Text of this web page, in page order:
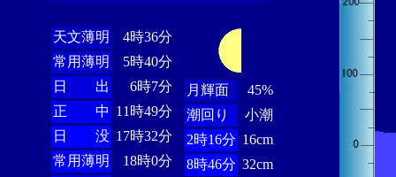
天文薄明
4時36分
常用薄明
5時40分
日 出
6時7分
正 中 11時49分
日 没 17時32分
常用薄明
18時0分
月輝面
45%
潮回り
小潮
2時16分 16cm
8時46分 32cm